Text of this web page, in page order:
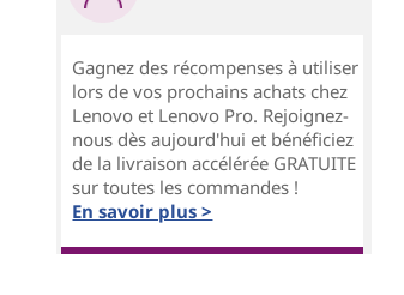
Gagnez des récompenses à utiliser
lors de vos prochains achats chez
Lenovo et Lenovo Pro. Rejoignez-
nous dès aujourd'hui et bénéficiez
de la livraison accélérée GRATUITE
sur toutes les commandes !
En savoir plus >